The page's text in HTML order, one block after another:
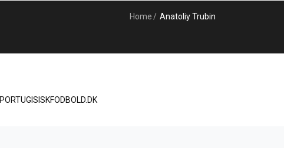
Home / Anatoliy Trubin
PORTUGISISKFODBOLD.DK